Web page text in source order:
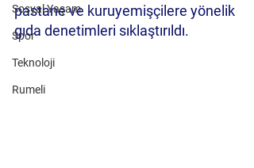
Sosyal Yaşam
Spor
Teknoloji
Rumeli
pastane ve kuruyemişçilere yönelik
gıda denetimleri sıklaştırıldı.